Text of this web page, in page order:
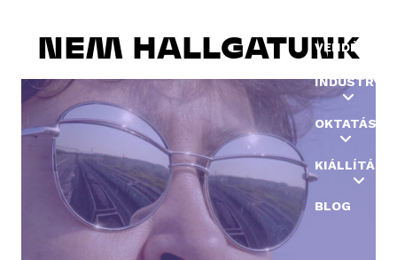
VENDÉGEK
INDUSTRY
OKTATÁS
BLOG
NEM HALLGATUNK